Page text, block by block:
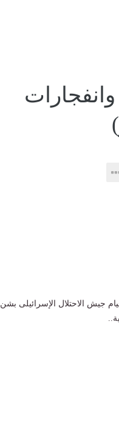
جيش الاحتلال الإسرائيلى بشن